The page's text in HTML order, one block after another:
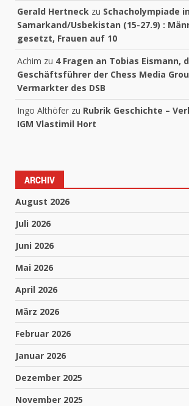
Gerald Hertneck zu Schacholympiade in
Samarkand/Usbekistan (15-27.9) :
gesetzt, Frauen auf 10
Achim zu 4 Fragen an Tobias Eismann,
Geschäftsführer der Chess Media
Vermarkter des DSB
Ingo Althöfer zu Rubrik Geschichte –
IGM Vlastimil Hort
ARCHIV
August 2026
Juli 2026
Juni 2026
Mai 2026
April 2026
März 2026
Februar 2026
Januar 2026
Dezember 2025
November 2025